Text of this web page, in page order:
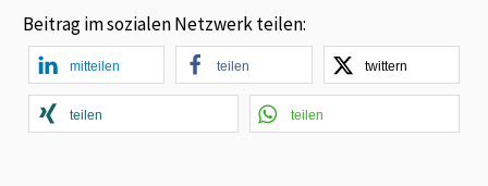
Beitrag im sozialen Netzwerk teilen:
mitteilen teilen twittern
teilen teilen